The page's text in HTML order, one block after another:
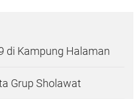
di Kampung Halaman
Grup Sholawat